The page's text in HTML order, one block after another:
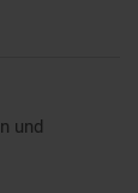
und